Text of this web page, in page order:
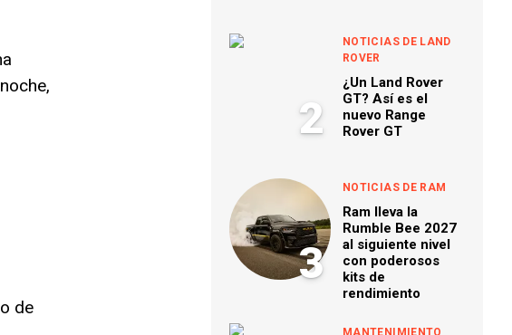
de
2
NOTICIAS DE LAND
ROVER
¿Un Land Rover
GT? Así es el
nuevo Range
Rover GT
3
NOTICIAS DE RAM
Ram lleva la
Rumble Bee 2027
al siguiente nivel
con poderosos
kits de
rendimiento
MANTENIMIENTO